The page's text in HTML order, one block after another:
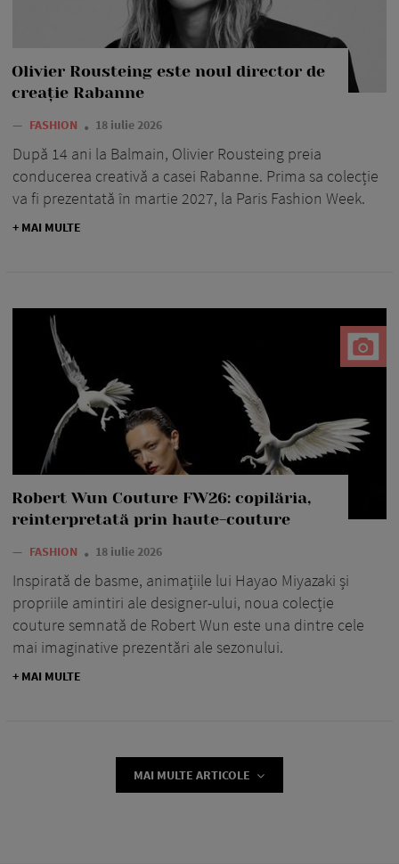
Olivier Rousteing este noul director de
creație Rabanne
— FASHION 18 iulie 2026
După 14 ani la Balmain, Olivier Rousteing preia
conducerea creativă a casei Rabanne. Prima sa colecție
va fi prezentată în martie 2027, la Paris Fashion Week.
+ MAI MULTE
Robert Wun Couture FW26: copilăria,
reinterpretată prin haute-couture
— FASHION 18 iulie 2026
Inspirată de basme, animațiile lui Hayao Miyazaki și
propriile amintiri ale designer-ului, noua colecție
couture semnată de Robert Wun este una dintre cele
mai imaginative prezentări ale sezonului.
+ MAI MULTE
MAI MULTE ARTICOLE